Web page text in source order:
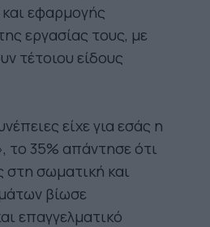
εφαρμογής
εργασίας τους, με
τέτοιου είδους
είχε για εσάς η
το 35% απάντησε ότι
στη σωματική και
βίωσε
επαγγελματικό